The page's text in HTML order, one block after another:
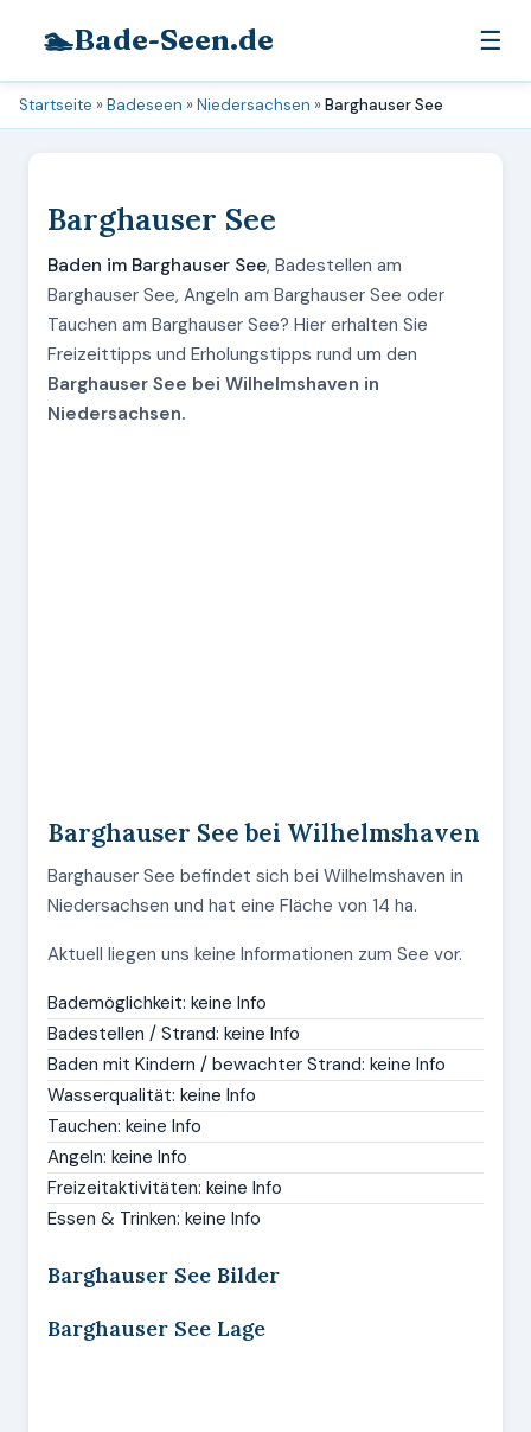
🏊Bade-Seen.de ☰
Startseite »Badeseen »Niedersachsen »Barghauser See
Barghauser See
Baden im Barghauser See, Badestellen am
Barghauser See, Angeln am Barghauser See oder
Tauchen am Barghauser See? Hier erhalten Sie
Freizeittipps und Erholungstipps rund um den
Barghauser See bei Wilhelmshaven in
Niedersachsen.
Barghauser See bei Wilhelmshaven
Barghauser See befindet sich bei Wilhelmshaven in
Niedersachsen und hat eine Fläche von 14 ha.
Aktuell liegen uns keine Informationen zum See vor.
Bademöglichkeit: keine Info
Badestellen / Strand: keine Info
Baden mit Kindern / bewachter Strand: keine Info
Wasserqualität: keine Info
Tauchen: keine Info
Angeln: keine Info
Freizeitaktivitäten: keine Info
Essen & Trinken: keine Info
Barghauser See Bilder
Barghauser See Lage